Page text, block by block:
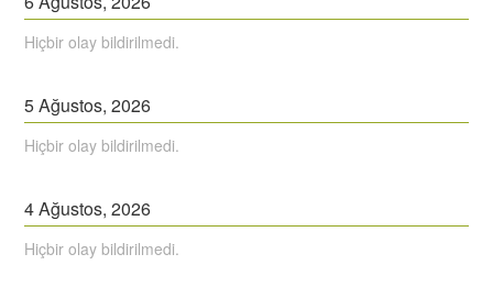
Hiçbir olay bildirilmedi.
5Ağustos,2026
Hiçbir olay bildirilmedi.
4Ağustos,2026
Hiçbir olay bildirilmedi.